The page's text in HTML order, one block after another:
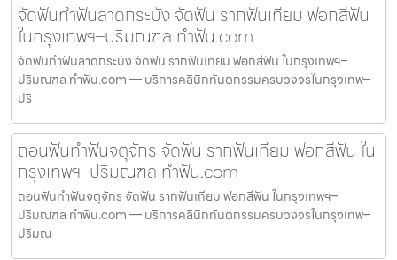
จัดฟันทำฟันลาดกระบัง จัดฟัน รากฟันเทียม ฟอกสีฟัน
ในกรุงเทพฯ–ปริมณฑล ทำฟัน.com
จัดฟันทำฟันลาดกระบัง จัดฟัน รากฟันเทียม ฟอกสีฟัน ในกรุงเทพฯ–
ปริมณฑล ทำฟัน.com — บริการคลินิกทันตกรรมครบวงจรในกรุงเทพ–
ปริ
ถอนฟันทำฟันจตุจักร จัดฟัน รากฟันเทียม ฟอกสีฟัน ใน
กรุงเทพฯ–ปริมณฑล ทำฟัน.com
ถอนฟันทำฟันจตุจักร จัดฟัน รากฟันเทียม ฟอกสีฟัน ในกรุงเทพฯ–
ปริมณฑล ทำฟัน.com — บริการคลินิกทันตกรรมครบวงจรในกรุงเทพ–
ปริมณ